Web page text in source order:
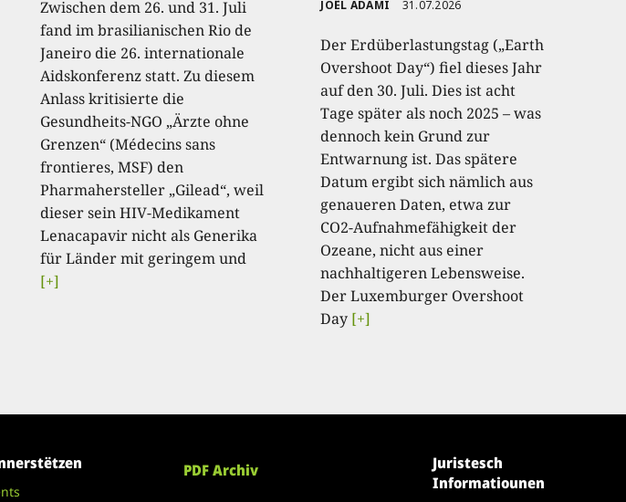
Zwischen dem 26. und 31. Juli
fand im brasilianischen Rio de
Janeiro die 26. internationale
Aidskonferenz statt. Zu diesem
Anlass kritisierte die
Gesundheits-NGO „Ärzte ohne
Grenzen“ (Médecins sans
frontieres, MSF) den
Pharmahersteller „Gilead“, weil
dieser sein HIV-Medikament
Lenacapavir nicht als Generika
für Länder mit geringem und
[+]
JOËL ADAMI 31.07.2026
Der Erdüberlastungstag („Earth
Overshoot Day“) fiel dieses Jahr
auf den 30. Juli. Dies ist acht
Tage später als noch 2025 – was
dennoch kein Grund zur
Entwarnung ist. Das spätere
Datum ergibt sich nämlich aus
genaueren Daten, etwa zur
CO2-Aufnahmefähigkeit der
Ozeane, nicht aus einer
nachhaltigeren Lebensweise.
Der Luxemburger Overshoot
Day [+]
PDF Archiv
Juristesch
Informatiounen